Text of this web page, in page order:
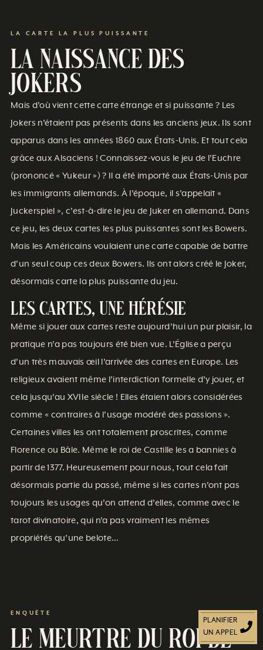
LA CARTE LA PLUS PUISSANTE
La naissance des
Jokers
Mais d’où vient cette carte étrange et si puissante ? Les
Jokers n’étaient pas présents dans les anciens jeux. Ils sont
apparus dans les années 1860 aux États-Unis. Et tout cela
grâce aux Alsaciens ! Connaissez-vous le jeu de l’Euchre
(prononcé « Yukeur ») ? Il a été importé aux États-Unis par
les immigrants allemands. À l’époque, il s’appelait «
Juckerspiel », c’est-à-dire le jeu de Juker en allemand. Dans
ce jeu, les deux cartes les plus puissantes sont les Bowers.
Mais les Américains voulaient une carte capable de battre
d’un seul coup ces deux Bowers. Ils ont alors créé le Joker,
désormais carte la plus puissante du jeu.
Les cartes, une hérésie
Même si jouer aux cartes reste aujourd’hui un pur plaisir, la
pratique n’a pas toujours été bien vue. L’Église a perçu
d’un très mauvais œil l’arrivée des cartes en Europe. Les
religieux avaient même l’interdiction formelle d’y jouer, et
cela jusqu’au XVIIe siècle ! Elles étaient alors considérées
comme « contraires à l’usage modéré des passions ».
Certaines villes les ont totalement proscrites, comme
Florence ou Bâle. Même le roi de Castille les a bannies à
partir de 1377. Heureusement pour nous, tout cela fait
désormais partie du passé, même si les cartes n’ont pas
toujours les usages qu’on attend d’elles, comme avec le
tarot divinatoire, qui n’a pas vraiment les mêmes
propriétés qu’une belote…
ENQUÊTE
Le meurtre du Roi de
PLANIFIER
UN APPEL